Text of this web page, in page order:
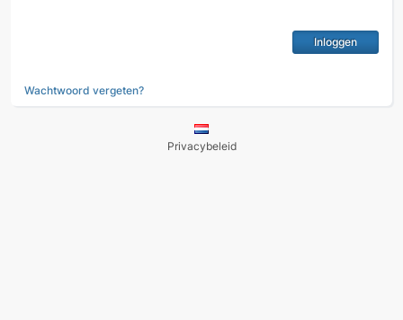
Wachtwoord vergeten?
Privacybeleid